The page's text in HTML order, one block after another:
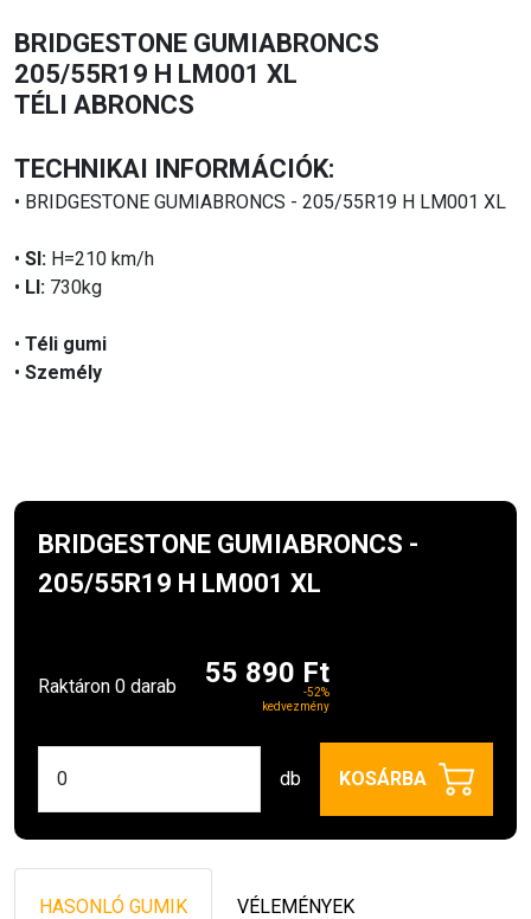
BRIDGESTONE GUMIABRONCS
205/55R19 H LM001 XL
TÉLI ABRONCS
TECHNIKAI INFORMÁCIÓK:
• BRIDGESTONE GUMIABRONCS - 205/55R19 H LM001 XL
• SI: H=210 km/h
• LI: 730kg
• Téli gumi
• Személy
BRIDGESTONE GUMIABRONCS -
205/55R19 H LM001 XL
Raktáron 0 darab 55 890 Ft
-52%
kedvezmény
db KOSÁRBA
HASONLÓ GUMIK VÉLEMÉNYEK